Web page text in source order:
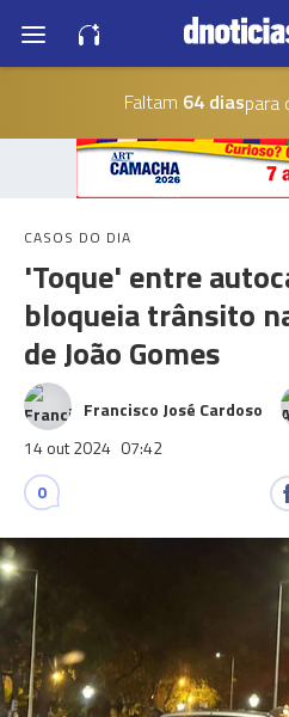
Faltam 64 diaspara
CASOS DO DIA
'Toque' entre
bloqueia trânsito
de João Gomes
Francisco José Cardoso
14 out 2024 07:42
0